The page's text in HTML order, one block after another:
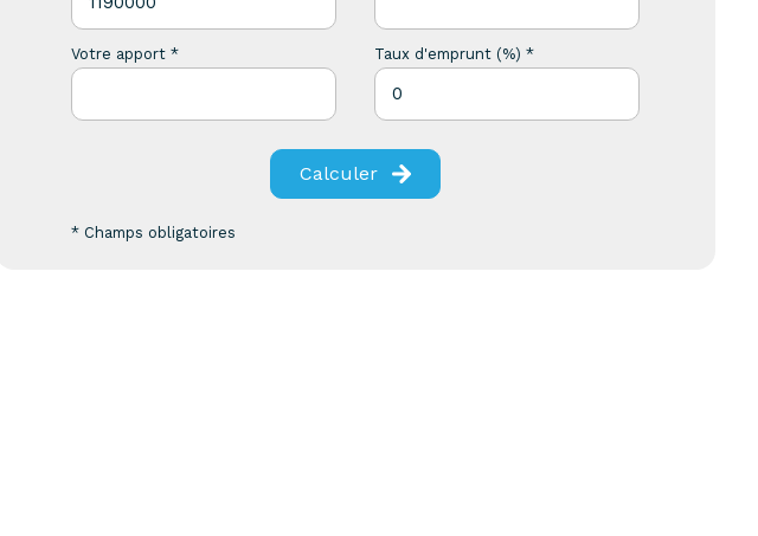
Votre apport * Taux d'emprunt (%) *
Calculer
* Champs obligatoires